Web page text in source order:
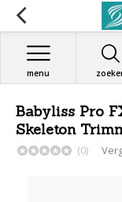
menu
Babyliss Pro
Skeleton
(0)